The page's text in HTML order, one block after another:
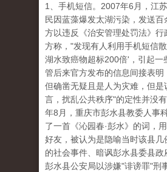
1、手机短信。2007年6月，江
民因蓝藻爆发太湖污染，发送
方以违反《治安管理处罚法》
方称，"发现有人利用手机短信
湖水致癌物超标200倍'，引起一
管后来官方发布的信息间接表明
但确凿无疑且是人为灾难，但是
言，扰乱公共秩序"的定性并没
年8月，重庆市彭水县教委人事
了一首《沁园春·彭水》的词，
好友，被认为是隐喻当时该县几
的社会事件、暗讽彭水县委县政
彭水县公安局以涉嫌"诽谤罪"刑